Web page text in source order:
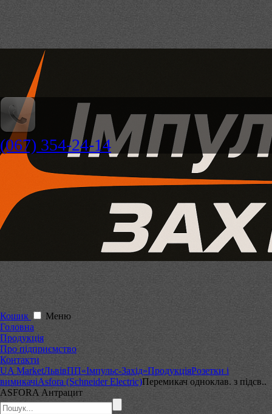
(067) 354-24-14
Кошик
Меню
Головна
Продукція
Про підприємство
Контакти
UA MarketЛьвівПП«Імпульс-Захід»ПродукціяРозетки і
вимикачіAsfora (Schneider Electric)Перемикач одноклав. з підсв..
ASFORA Антрацит